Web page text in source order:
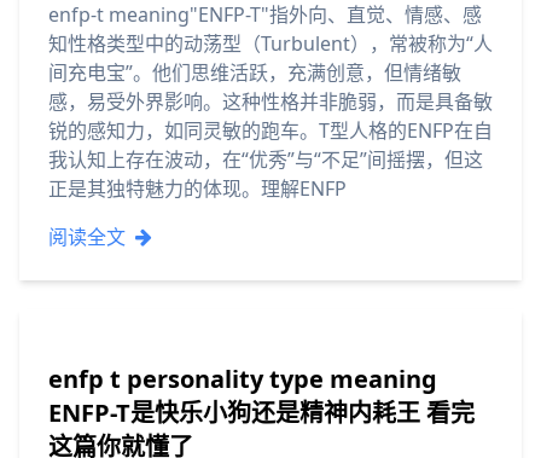
enfp-t meaning"ENFP-T"指外向、直觉、情感、感
知性格类型中的动荡型（Turbulent），常被称为“人
间充电宝”。他们思维活跃，充满创意，但情绪敏
感，易受外界影响。这种性格并非脆弱，而是具备敏
锐的感知力，如同灵敏的跑车。T型人格的ENFP在自
我认知上存在波动，在“优秀”与“不足”间摇摆，但这
正是其独特魅力的体现。理解ENFP
阅读全文
enfp t personality type meaning
ENFP-T是快乐小狗还是精神内耗王 看完
这篇你就懂了